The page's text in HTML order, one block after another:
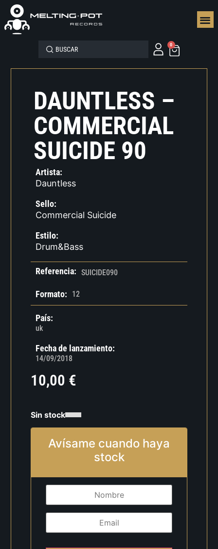
0
DAUNTLESS –
COMMERCIAL
SUICIDE 90
Artista:
Dauntless
Sello:
Commercial Suicide
Estilo:
Drum&Bass
Referencia: SUICIDE090
Formato: 12
País:
uk
Fecha de lanzamiento:
14/09/2018
10,00 €
Sin stock
Avísame cuando haya
stock